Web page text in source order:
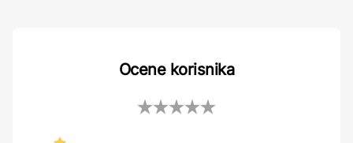
Ocene korisnika